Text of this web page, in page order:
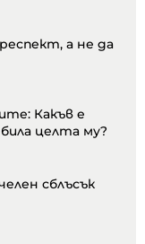
а не да
Какъв е
целта му?
сблъсък